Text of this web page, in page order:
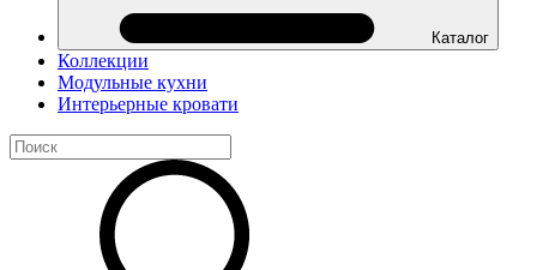
Каталог
Коллекции
Модульные кухни
Интерьерные кровати